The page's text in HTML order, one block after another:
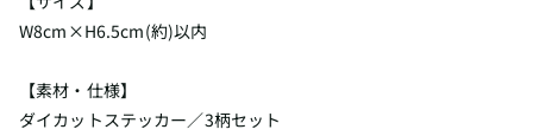
W8cm×H6.5cm(約)以内
【素材・仕様】
ダイカットステッカー／3柄セット